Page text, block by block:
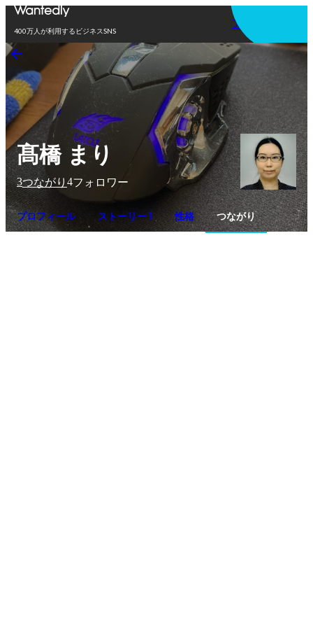
400万人が利用するビジネスSNS
アプリを使う
髙橋 まり
3つながり 4フォロワー
プロフィール ストーリー 1 性格 つながり